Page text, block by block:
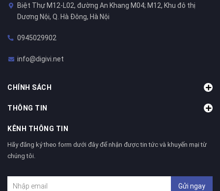
Biệt Thự M12-L02, đường An Khang M04; M12, Khu đô thị
Dương Nội, Q. Hà Đông, Hà Nội
0945029902
info@digivi.net
CHÍNH SÁCH
THÔNG TIN
KÊNH THÔNG TIN
Hãy đăng ký theo form dưới đây để nhận được tin tức và khuyến mại từ
chúng tôi.
Gửi ngay